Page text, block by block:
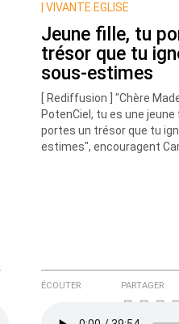
VIVANTE EGLISE
Jeune fille, tu
trésor que tu
sous-estimes
[ Rediffusion ] "Chère
PotenCiel, tu es une
portes un trésor que tu
estimes", encouragent
ÉCOUTER PARTAGER